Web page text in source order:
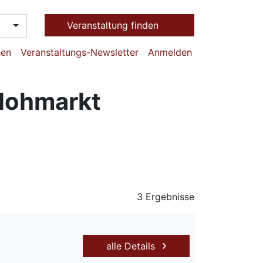
Veranstaltung finden
Veranstaltungs-Newsletter Anmelden
3 Ergebnisse
alle Details